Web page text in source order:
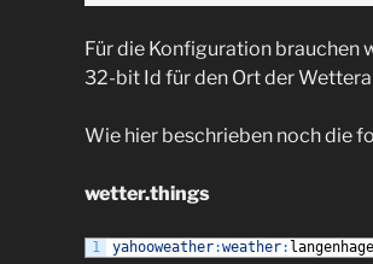
Für die Konfiguration brauchen
32-bit Id für den Ort der
Wie hier beschrieben noch die
wetter.things
1 yahooweather:weather: